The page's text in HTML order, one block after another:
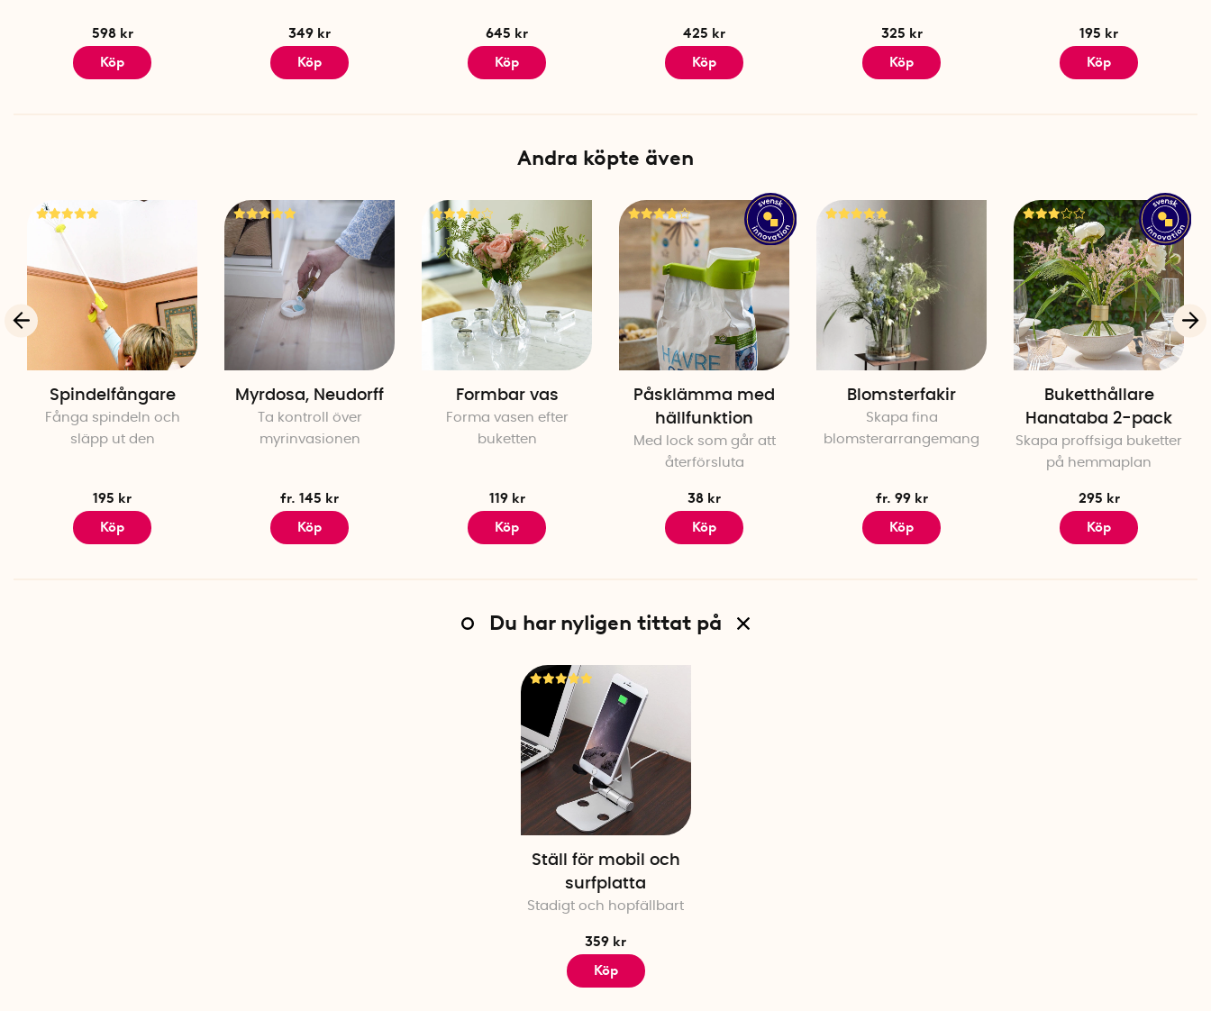
598 kr
Köp
349 kr
Köp
645 kr
Köp
425 kr
Köp
325 kr
Köp
195 kr
Köp
Andra köpte även
Spindelfångare
Fånga spindeln och
släpp ut den
195 kr
Köp
Myrdosa, Neudorff
Ta kontroll över
myrinvasionen
fr. 145 kr
Köp
Formbar vas
Forma vasen efter
buketten
119 kr
Köp
Påsklämma med
hällfunktion
Med lock som går att
återförsluta
38 kr
Köp
Blomsterfakir
Skapa fina
blomsterarrangemang
fr. 99 kr
Köp
Buketthållare
Hanataba 2-pack
Skapa proffsiga buketter
på hemmaplan
295 kr
Köp
Du har nyligen tittat på
Ställ för mobil och
surfplatta
Stadigt och hopfällbart
359 kr
Köp